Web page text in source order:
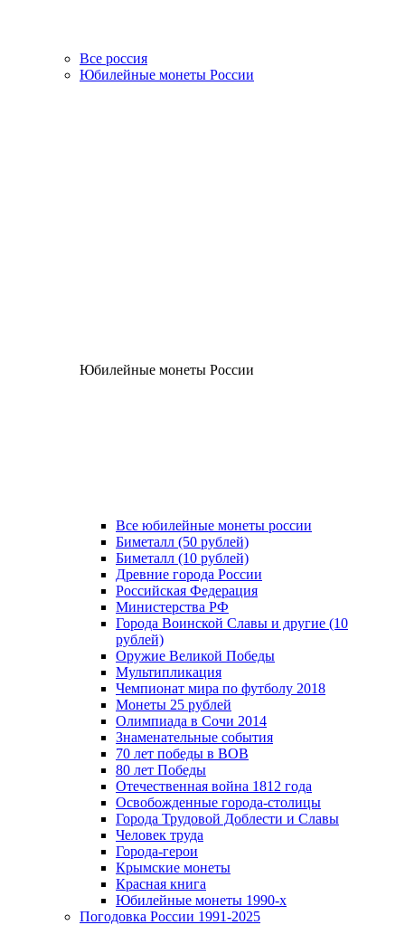
Все россия
Юбилейные монеты России
Юбилейные монеты России
Все юбилейные монеты россии
Биметалл (50 рублей)
Биметалл (10 рублей)
Древние города России
Российская Федерация
Министерства РФ
Города Воинской Славы и другие (10
рублей)
Оружие Великой Победы
Мультипликация
Чемпионат мира по футболу 2018
Монеты 25 рублей
Олимпиада в Сочи 2014
Знаменательные события
70 лет победы в ВОВ
80 лет Победы
Отечественная война 1812 года
Освобожденные города-столицы
Города Трудовой Доблести и Славы
Человек труда
Города-герои
Крымские монеты
Красная книга
Юбилейные монеты 1990-х
Погодовка России 1991-2025